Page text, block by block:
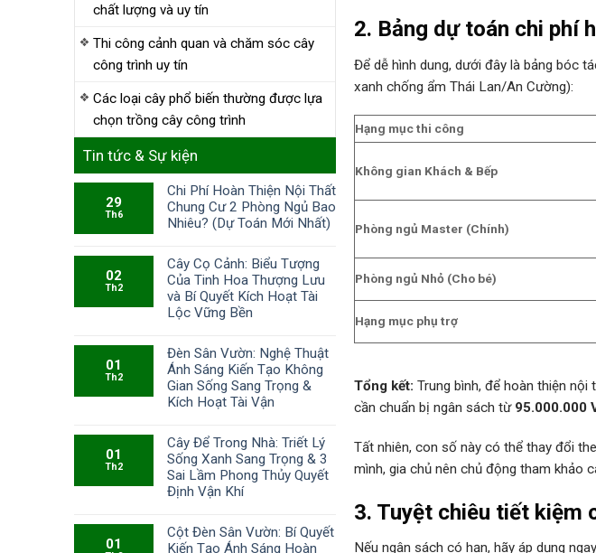
chất lượng và uy tín
Thi công cảnh quan và chăm sóc cây
công trình uy tín
Các loại cây phổ biến thường được lựa
chọn trồng cây công trình
Tin tức & Sự kiện
29
Th6
Chi Phí Hoàn Thiện Nội Thất
Chung Cư 2 Phòng Ngủ Bao
Nhiêu? (Dự Toán Mới Nhất)
02
Th2
Cây Cọ Cảnh: Biểu Tượng
Của Tinh Hoa Thượng Lưu
và Bí Quyết Kích Hoạt Tài
Lộc Vững Bền
01
Th2
Đèn Sân Vườn: Nghệ Thuật
Ánh Sáng Kiến Tạo Không
Gian Sống Sang Trọng &
Kích Hoạt Tài Vận
01
Th2
Cây Để Trong Nhà: Triết Lý
Sống Xanh Sang Trọng & 3
Sai Lầm Phong Thủy Quyết
Định Vận Khí
01
Cột Đèn Sân Vườn: Bí Quyết
Kiến Tạo Ánh Sáng Hoàn
2. Bảng dự toán chi phí
Để dễ hình dung, dưới đây là bảng bóc
xanh chống ẩm Thái Lan/An Cường):
Hạng mục thi công
Không gian Khách & Bếp
Phòng ngủ Master (Chính)
Phòng ngủ Nhỏ (Cho bé)
Hạng mục phụ trợ
Tổng kết: Trung bình, để hoàn thiện
cần chuẩn bị ngân sách từ 95.000.000
Tất nhiên, con số này có thể thay đổi
mình, gia chủ nên chủ động tham khảo
3. Tuyệt chiêu tiết kiệm
Nếu ngân sách có hạn, hãy áp dụng